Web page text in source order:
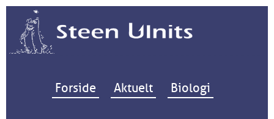
Hop til indhold
Forside Aktuelt Biologi